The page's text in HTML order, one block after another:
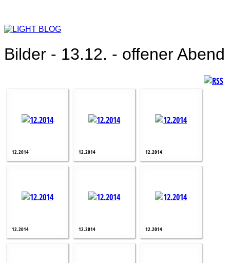
Bilder - 13.12. - offener Abend
12.2014 12.2014 12.2014
12.2014 12.2014 12.2014